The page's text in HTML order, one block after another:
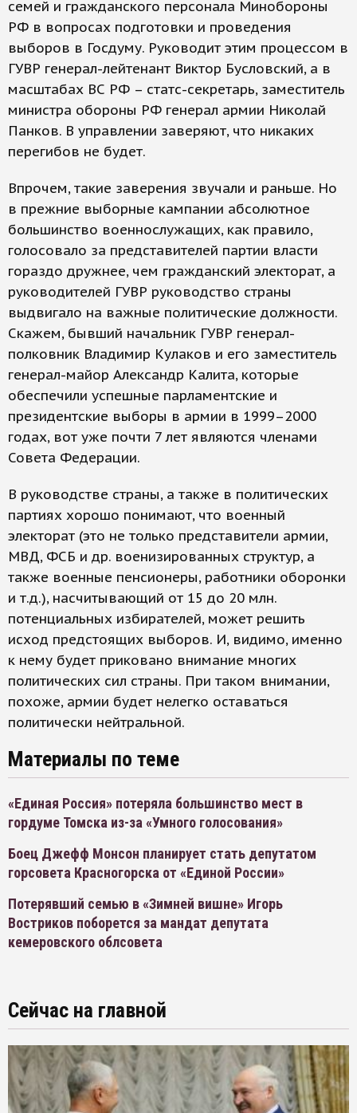
семей и гражданского персонала Минобороны
РФ в вопросах подготовки и проведения
выборов в Госдуму. Руководит этим процессом в
ГУВР генерал-лейтенант Виктор Бусловский, а в
масштабах ВС РФ – статс-секретарь, заместитель
министра обороны РФ генерал армии Николай
Панков. В управлении заверяют, что никаких
перегибов не будет.
Впрочем, такие заверения звучали и раньше. Но
в прежние выборные кампании абсолютное
большинство военнослужащих, как правило,
голосовало за представителей партии власти
гораздо дружнее, чем гражданский электорат, а
руководителей ГУВР руководство страны
выдвигало на важные политические должности.
Скажем, бывший начальник ГУВР генерал-
полковник Владимир Кулаков и его заместитель
генерал-майор Александр Калита, которые
обеспечили успешные парламентские и
президентские выборы в армии в 1999–2000
годах, вот уже почти 7 лет являются членами
Совета Федерации.
В руководстве страны, а также в политических
партиях хорошо понимают, что военный
электорат (это не только представители армии,
МВД, ФСБ и др. военизированных структур, а
также военные пенсионеры, работники оборонки
и т.д.), насчитывающий от 15 до 20 млн.
потенциальных избирателей, может решить
исход предстоящих выборов. И, видимо, именно
к нему будет приковано внимание многих
политических сил страны. При таком внимании,
похоже, армии будет нелегко оставаться
политически нейтральной.
Материалы по теме
«Единая Россия» потеряла большинство мест в
гордуме Томска из-за «Умного голосования»
Боец Джефф Монсон планирует стать депутатом
горсовета Красногорска от «Единой России»
Потерявший семью в «Зимней вишне» Игорь
Востриков поборется за мандат депутата
кемеровского облсовета
Сейчас на главной